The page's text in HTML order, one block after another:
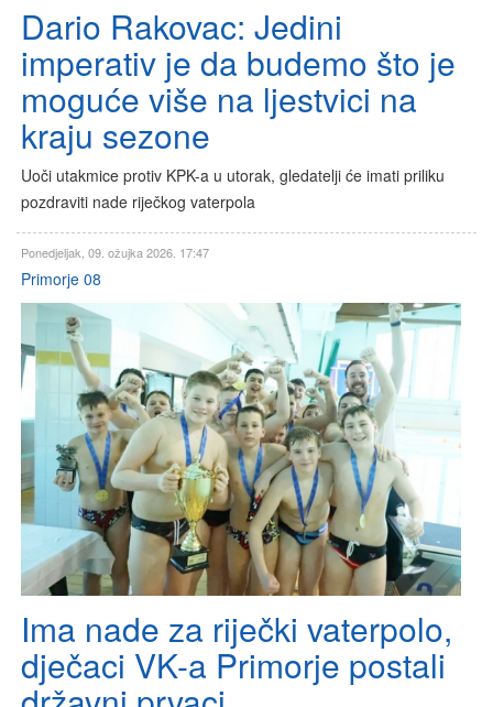
Dario Rakovac: Jedini
imperativ je da budemo što je
moguće više na ljestvici na
kraju sezone
Uoči utakmice protiv KPK-a u utorak, gledatelji će imati priliku
pozdraviti nade riječkog vaterpola
Ponedjeljak, 09. ožujka 2026. 17:47
Primorje 08
Ima nade za riječki vaterpolo,
dječaci VK-a Primorje postali